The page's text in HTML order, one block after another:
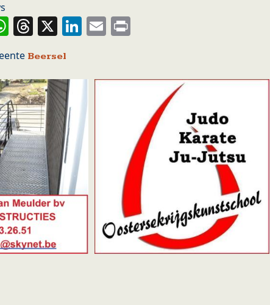
WhatsApp
Threads
X LinkedIn
Email
Beersel